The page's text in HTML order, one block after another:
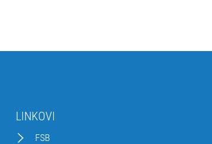
LINKOVI
FSB